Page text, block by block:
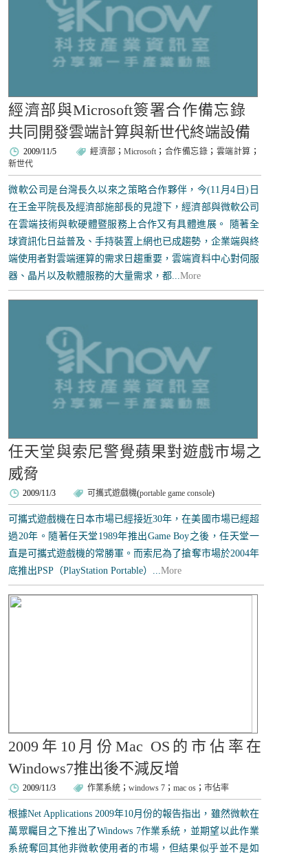
經濟部與Microsoft簽署合作備忘錄
共同開發雲端計算與新世代終端設備
2009/11/5 經濟部 ；Microsoft ； 合作備忘錄 ； 雲端計算 ；
新世代
微軟公司是台灣長久以來之策略合作夥伴，今(11月4日)日
在王金平院長及經濟部施部長的見證下，經濟部與微軟公司
在雲端技術與軟硬體暨服務上合作又有具體進展。 隨著全
球資訊化日益普及、手持裝置上網也已成趨勢，企業端與終
端使用者對雲端運算的需求日趨重要，雲端資料中心對伺服
器、晶片以及軟體服務的大量需求，都...More
任天堂與索尼警覺蘋果對遊戲市場之
威脅
2009/11/3 可攜式遊戲機(portable game console)
可攜式遊戲機在日本市場已經接近30年，在美國市場已經超
過20年。隨著任天堂1989年推出Game Boy之後，任天堂一
直是可攜式遊戲機的常勝軍。而索尼為了搶奪市場於2004年
底推出PSP（PlayStation Portable）...More
2009年10月份Mac OS的市佔率在
Windows7推出後不減反增
2009/11/3 作業系統 ；windows 7 ；mac os ；市佔率
根據Net Applications 2009年10月份的報告指出，雖然微軟在
萬眾矚目之下推出了Windows 7作業系統，並期望以此作業
系統奪回其他非微軟使用者的市場，但結果似乎並不是如